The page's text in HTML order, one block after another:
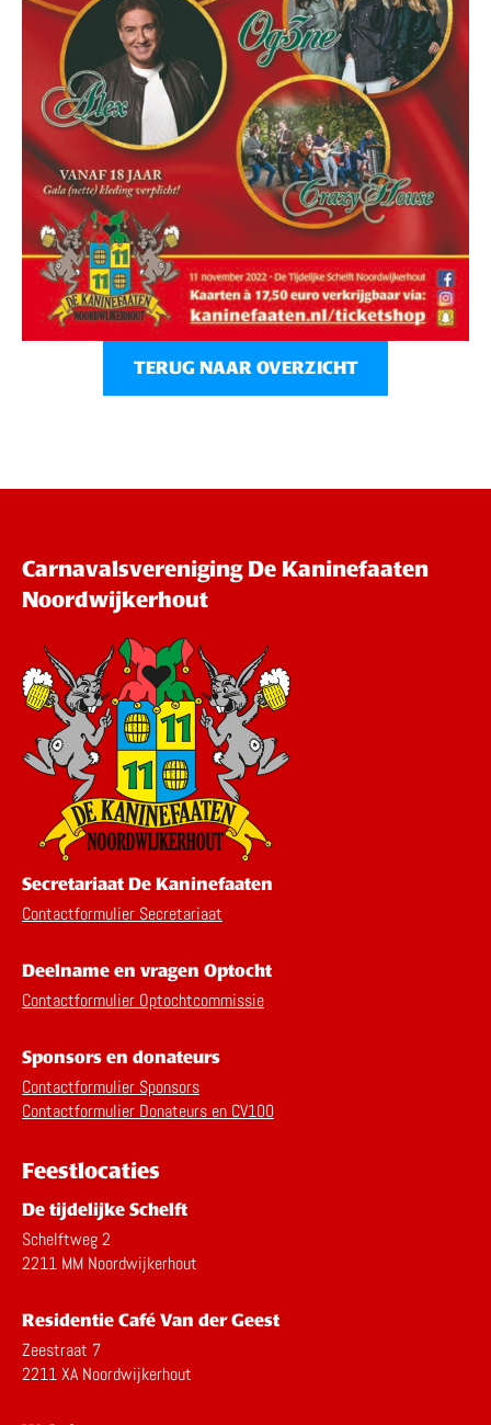
TERUG NAAR OVERZICHT
Carnavalsvereniging De Kaninefaaten
Noordwijkerhout
Secretariaat De Kaninefaaten
Contactformulier Secretariaat
Deelname en vragen Optocht
Contactformulier Optochtcommissie
Sponsors en donateurs
Contactformulier Sponsors
Contactformulier Donateurs en CV100
Feestlocaties
De tijdelijke Schelft
Schelftweg 2
2211 MM Noordwijkerhout
Residentie Café Van der Geest
Zeestraat 7
2211 XA Noordwijkerhout